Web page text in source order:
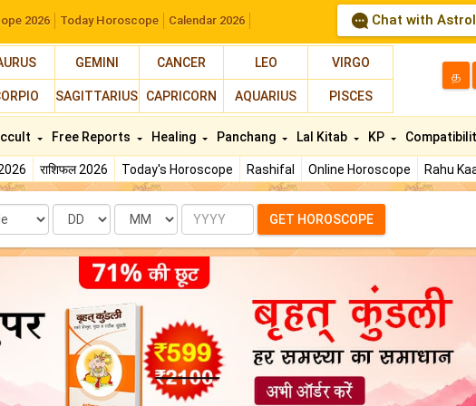
2026 Today Horoscope Calendar 2026 Chat with
GEMINI CANCER LEO VIRGO
SAGITTARIUS CAPRICORN AQUARIUS PISCES
த
राशिफल 2026 Today's Horoscope Rashifal Online Horoscope Rahu
Free Reports Healing Panchang Lal Kitab KP
Date Month Year GET HOROSCOPE